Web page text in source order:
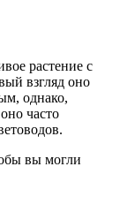
растение с
взгляд оно
однако,
часто
вы могли